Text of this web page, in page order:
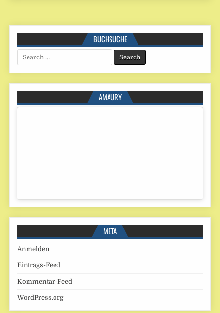
BUCHSUCHE
Search
for:
AMAURY
META
Anmelden
Eintrags-Feed
Kommentar-Feed
WordPress.org